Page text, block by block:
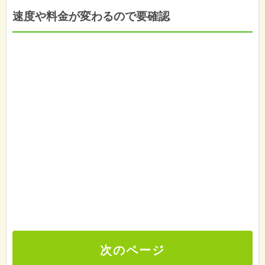
速度や料金が変わるので要確認
次のページ